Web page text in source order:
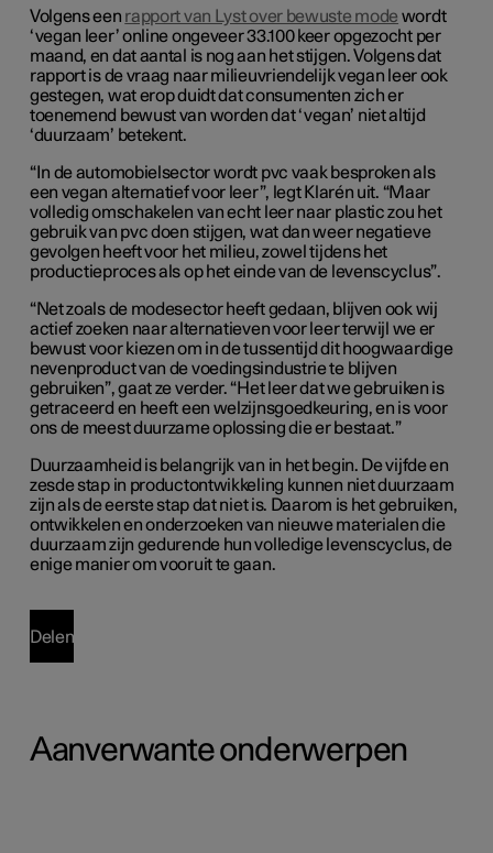
Volgens een rapport van Lyst over bewuste mode wordt
‘vegan leer’ online ongeveer 33.100 keer opgezocht per
maand, en dat aantal is nog aan het stijgen. Volgens dat
rapport is de vraag naar milieuvriendelijk vegan leer ook
gestegen, wat erop duidt dat consumenten zich er
toenemend bewust van worden dat ‘vegan’ niet altijd
‘duurzaam’ betekent.
“In de automobielsector wordt pvc vaak besproken als
een vegan alternatief voor leer”, legt Klarén uit. “Maar
volledig omschakelen van echt leer naar plastic zou het
gebruik van pvc doen stijgen, wat dan weer negatieve
gevolgen heeft voor het milieu, zowel tijdens het
productieproces als op het einde van de levenscyclus”.
“Net zoals de modesector heeft gedaan, blijven ook wij
actief zoeken naar alternatieven voor leer terwijl we er
bewust voor kiezen om in de tussentijd dit hoogwaardige
nevenproduct van de voedingsindustrie te blijven
gebruiken”, gaat ze verder. “Het leer dat we gebruiken is
getraceerd en heeft een welzijnsgoedkeuring, en is voor
ons de meest duurzame oplossing die er bestaat.”
Duurzaamheid is belangrijk van in het begin. De vijfde en
zesde stap in productontwikkeling kunnen niet duurzaam
zijn als de eerste stap dat niet is. Daarom is het gebruiken,
ontwikkelen en onderzoeken van nieuwe materialen die
duurzaam zijn gedurende hun volledige levenscyclus, de
enige manier om vooruit te gaan.
Delen
Aanverwante onderwerpen